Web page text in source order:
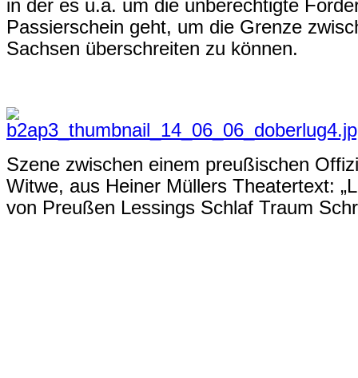
in der es u.a. um die unberechtigte
Passierschein geht, um die Grenze
Sachsen überschreiten zu können.
Szene zwischen einem preußischen
Witwe, aus Heiner Müllers Theatertext:
von Preußen Lessings Schlaf Traum